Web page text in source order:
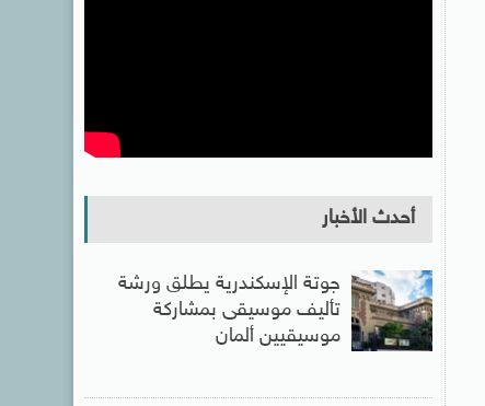
أحدث الأخبار
جوتة الإسكندرية يطلق ورشة
تأليف موسيقى بمشاركة
موسيقيين ألمان